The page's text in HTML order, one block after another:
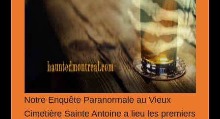
Notre Enquête Paranormale au Vieux
Cimetière Sainte Antoine a lieu les premiers